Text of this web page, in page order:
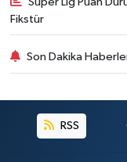
Fikstür
Son Dakika
RSS